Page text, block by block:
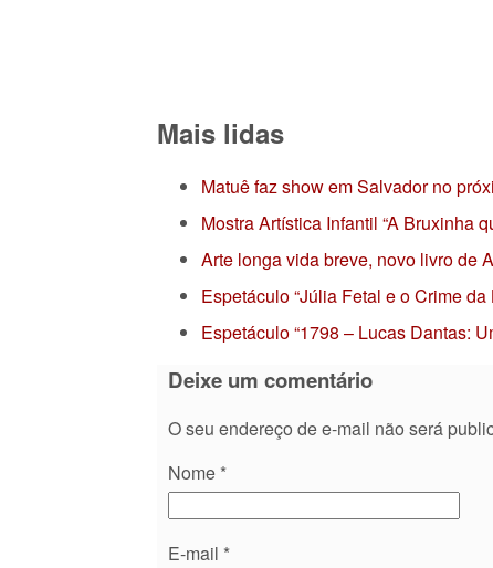
Mais lidas
Matuê faz show em Salvador no
Mostra Artística Infantil “A Bruxinha
Arte longa vida breve, novo livro de
Espetáculo “Júlia Fetal e o Crime
Espetáculo “1798 – Lucas Dantas:
Deixe um comentário
O seu endereço de e-mail não será
Nome *
E-mail *